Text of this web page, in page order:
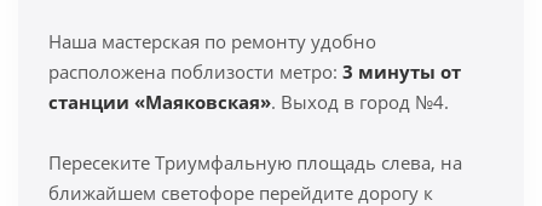
Наша мастерская по ремонту удобно
расположена поблизости метро: 3 минуты от
станции «Маяковская». Выход в город №4.
Пересеките Триумфальную площадь слева, на
ближайшем светофоре перейдите дорогу к